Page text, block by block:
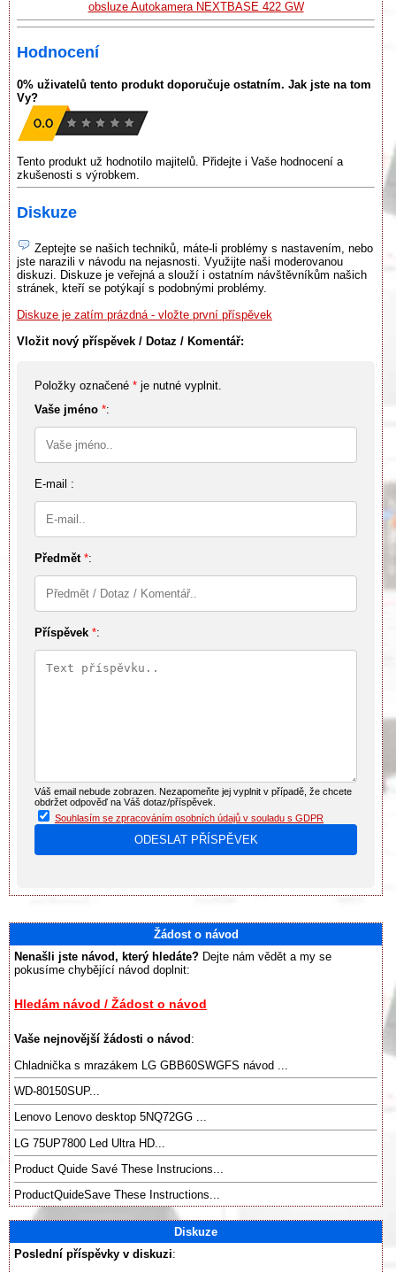
obsluze Autokamera NEXTBASE 422 GW
Hodnocení
0% uživatelů tento produkt doporučuje ostatním. Jak jste na tom
Vy?
Tento produkt už hodnotilo majitelů. Přidejte i Vaše hodnocení a
zkušenosti s výrobkem.
Diskuze
Zeptejte se našich techniků, máte-li problémy s nastavením, nebo
jste narazili v návodu na nejasnosti. Využijte naši moderovanou
diskuzi. Diskuze je veřejná a slouží i ostatním návštěvníkům našich
stránek, kteří se potýkají s podobnými problémy.
Diskuze je zatím prázdná - vložte první příspěvek
Vložit nový příspěvek / Dotaz / Komentář:
Položky označené * je nutné vyplnit.
Vaše jméno *:
E-mail :
Předmět *:
Příspěvek *:
Váš email nebude zobrazen. Nezapomeňte jej vyplnit v případě, že chcete
obdržet odpověď na Váš dotaz/příspěvek.
Souhlasím se zpracováním osobních údajů v souladu s GDPR
Žádost o návod
Nenašli jste návod, který hledáte? Dejte nám vědět a my se
pokusíme chybějící návod doplnit:
Hledám návod / Žádost o návod
Vaše nejnovější žádosti o návod :
Chladnička s mrazákem LG GBB60SWGFS návod ...
WD-80150SUP...
Lenovo Lenovo desktop 5NQ72GG ...
LG 75UP7800 Led Ultra HD...
Product Quide Savé These Instrucions...
ProductQuideSave These Instructions...
Diskuze
Poslední příspěvky v diskuzi: